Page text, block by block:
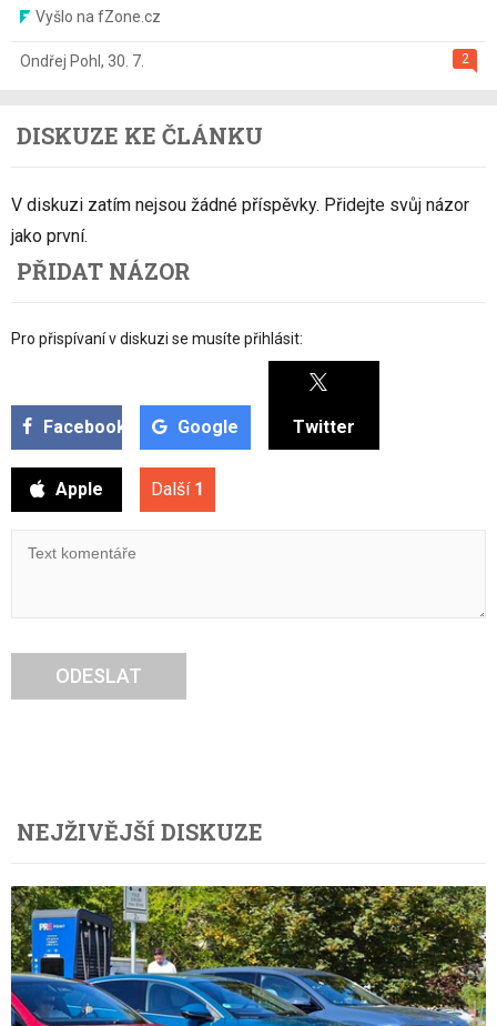
Vyšlo na fZone.cz
2
Ondřej Pohl , 30. 7.
DISKUZE KE ČLÁNKU
V diskuzi zatím nejsou žádné příspěvky. Přidejte svůj názor
jako první.
PŘIDAT NÁZOR
Pro přispívaní v diskuzi se musíte přihlásit:
Facebook Google Twitter
Apple Další 1
ODESLAT
NEJŽIVĚJŠÍ DISKUZE